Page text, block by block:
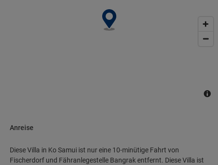
Anreise
Diese Villa in Ko Samui ist nur eine 10-minütige Fahrt von
Fischerdorf und Fähranlegestelle Bangrak entfernt. Diese Villa ist